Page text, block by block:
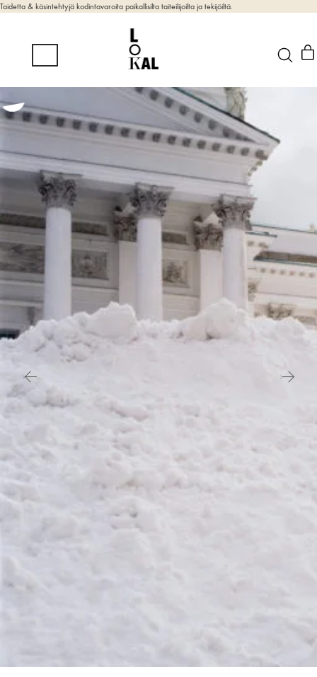
Taidetta & käsintehtyjä kodintavaroita paikallisilta taiteilijoilta ja tekijöiltä.